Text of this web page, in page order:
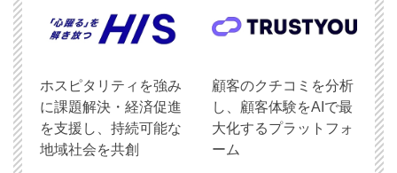
ホスピタリティを強み
に課題解決・経済促進
を支援し、持続可能な
地域社会を共創
顧客のクチコミを分析
し、顧客体験をAIで最
大化するプラットフォ
ーム